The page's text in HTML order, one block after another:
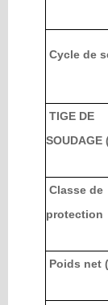
Notre
Industry
Cycle de
TIGE DE
SOUDAGE
Classe de
protection
Poids net